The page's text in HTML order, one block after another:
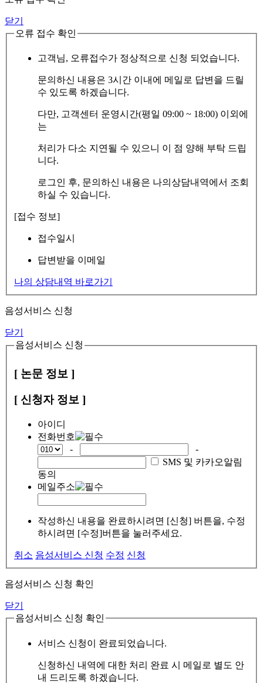
닫기
오류 접수 확인
고객님, 오류접수가 정상적으로 신청 되었습니다.
문의하신 내용은 3시간 이내에 메일로 답변을 드릴
수 있도록 하겠습니다.
다만, 고객센터 운영시간(평일 09:00 ~ 18:00) 이외에
는
처리가 다소 지연될 수 있으니 이 점 양해 부탁 드립
니다.
로그인 후, 문의하신 내용은 나의상담내역에서 조회
하실 수 있습니다.
[접수 정보]
접수일시
답변받을 이메일
나의 상담내역 바로가기
음성서비스 신청
닫기
음성서비스 신청
[ 논문 정보 ]
[ 신청자 정보 ]
아이디
전화번호
-
-
SMS 및 카카오알림
동의
메일주소
작성하신 내용을 완료하시려면 [신청] 버튼을, 수정
하시려면 [수정]버튼을 눌러주세요.
취소 음성서비스 신청 수정 신청
음성서비스 신청 확인
닫기
음성서비스 신청 확인
서비스 신청이 완료되었습니다.
신청하신 내역에 대한 처리 완료 시 메일로 별도 안
내 드리도록 하겠습니다.